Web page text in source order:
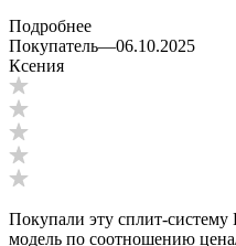
Подробнее
Покупатель—06.10.2025
Ксения
Покупали эту сплит-систему
модель по соотношению